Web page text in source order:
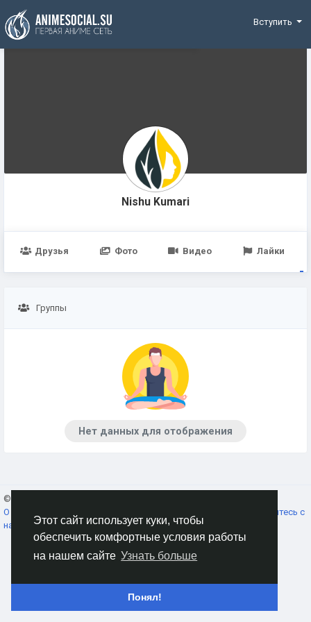
Этот сайт использует куки, чтобы
обеспечить комфортные условия работы
на нашем сайте Узнать больше
Понял!
Funding
Вступить
Nishu Kumari
Друзья Фото Видео Лайки
Группы
Нет данных для отображения
© 2026 AnimeSocial.SU - Первая аниме сеть!
О нас
Свяжитесь с
нами
Каталог